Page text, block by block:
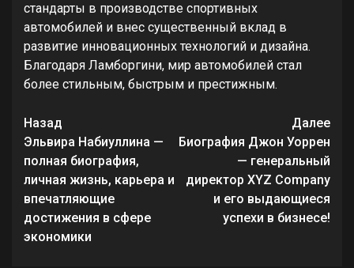
стандарты в производстве спортивных
автомобилей и внес существенный вклад в
развитие инновационных технологий и дизайна.
Благодаря Ламборгини, мир автомобилей стал
более стильным, быстрым и престижным.
Продолжить
чтение
Назад
Эльвира Набиуллина —
полная биография,
личная жизнь, карьера и
впечатляющие
достижения в сфере
экономики
Далее
Биография Джон Уоррен
— генеральный
директор XYZ Company
и его выдающиеся
успехи в бизнесе!